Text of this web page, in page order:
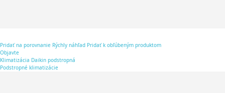
Pridať na porovnanie Rýchly náhľad Pridať k obľúbeným produktom
Objavte
Klimatizácia Daikin podstropná
Podstropné klimatizácie